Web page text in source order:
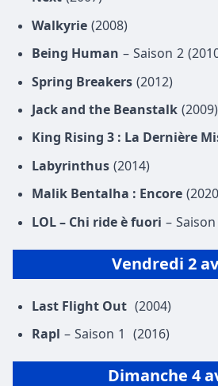
Walkyrie (2008)
Being Human – Saison 2
Spring Breakers (2012)
Jack and the Beanstalk (2009)
King Rising 3 : La Dernière
Labyrinthus (2014)
Malik Bentalha : Encore
LOL – Chi ride è fuori –
Vendredi 2
Last Flight Out (2004)
Rapl – Saison 1 (2016)
Dimanche 4